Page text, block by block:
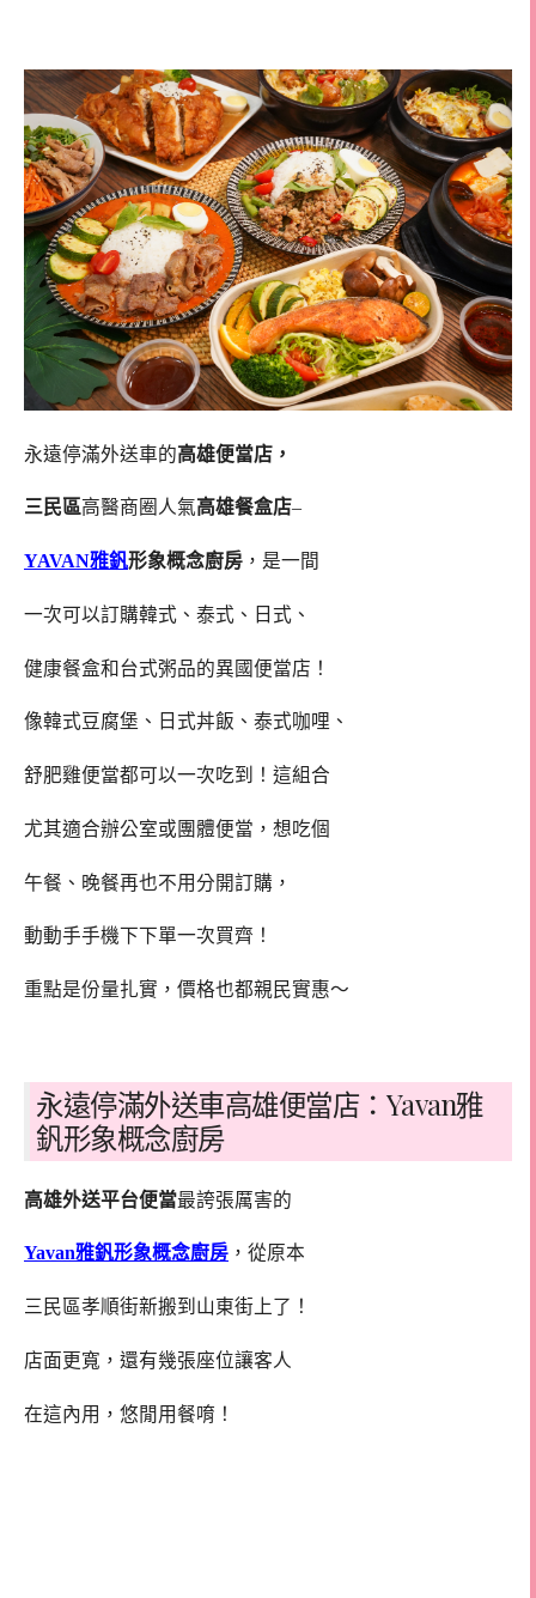
永遠停滿外送車的高雄便當店 ，
三民區高醫商圈人氣高雄餐盒店–
YAVAN雅釩形象概念廚房 ，是一間
一次可以訂購韓式、泰式、日式、
健康餐盒和台式粥品的異國便當店！
像韓式豆腐堡、日式丼飯、泰式咖哩、
舒肥雞便當都可以一次吃到！這組合
尤其適合辦公室或團體便當，想吃個
午餐、晚餐再也不用分開訂購，
動動手手機下下單一次買齊！
重點是份量扎實，價格也都親民實惠～
永遠停滿外送車高雄便當店：Yavan雅
釩形象概念廚房
高雄外送平台便當最誇張厲害的
Yavan雅釩形象概念廚房 ，從原本
三民區孝順街新搬到山東街上了！
店面更寬，還有幾張座位讓客人
在這內用，悠閒用餐唷！